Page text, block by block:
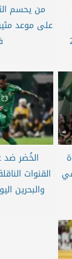
من يحسم
على موعد
الخُضر ضد
القنوات
والبحرين